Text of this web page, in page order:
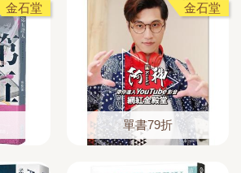
金石堂 金石堂
單書79折